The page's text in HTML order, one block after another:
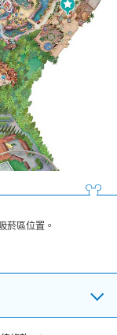
菸區位置。